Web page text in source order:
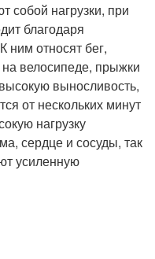
собой нагрузки, при
благодаря
ним относят бег,
велосипеде, прыжки
выносливость,
от нескольких минут
нагрузку
сердце и сосуды, так
усиленную